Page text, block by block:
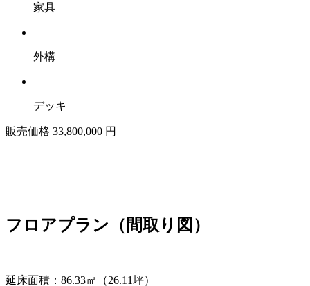
家具
外構
デッキ
販売価格 33,800,000 円
フロアプラン（間取り図）
延床面積：86.33㎡（26.11坪）